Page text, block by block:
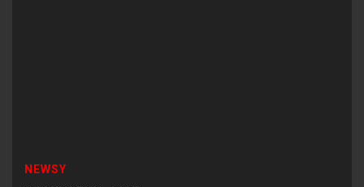
NEWSY